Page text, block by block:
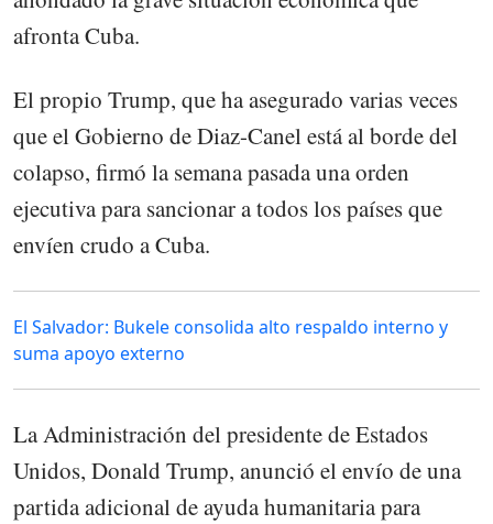
afronta Cuba.
El propio Trump, que ha asegurado varias veces
que el Gobierno de Diaz-Canel está al borde del
colapso, firmó la semana pasada una orden
ejecutiva para sancionar a todos los países que
envíen crudo a Cuba.
El Salvador: Bukele consolida alto respaldo interno y
suma apoyo externo
La Administración del presidente de Estados
Unidos, Donald Trump, anunció el envío de una
partida adicional de ayuda humanitaria para